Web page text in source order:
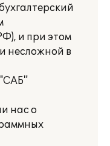
и при этом
несложной в
нас о